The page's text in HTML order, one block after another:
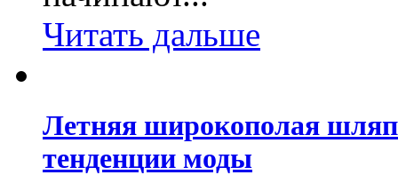
Читать дальше
Летняя широкополая
тенденции моды